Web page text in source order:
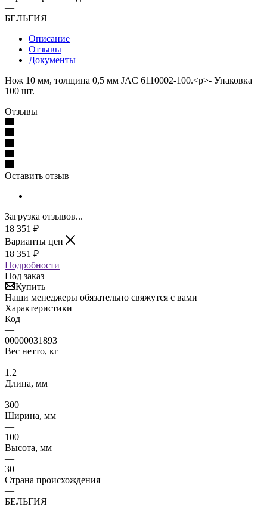
—
БЕЛЬГИЯ
Описание
Отзывы
Документы
Нож 10 мм, толщина 0,5 мм JAC 6110002-100.<p>- Упаковка
100 шт.
Отзывы
Оставить отзыв
Загрузка отзывов...
18 351 ₽
Варианты цен
18 351 ₽
Подробности
Под заказ
Купить
Наши менеджеры обязательно свяжутся с вами
Характеристики
Код
—
00000031893
Вес нетто, кг
—
1.2
Длина, мм
—
300
Ширина, мм
—
100
Высота, мм
—
30
Страна происхождения
—
БЕЛЬГИЯ